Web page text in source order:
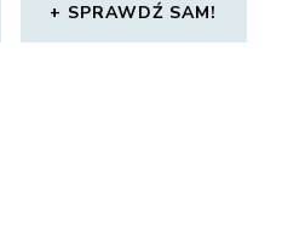
SPRAWDŹ SAM!